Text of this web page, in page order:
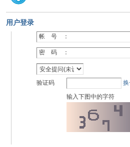
用户登录
帐 号 ：
密 码 ：
验证码
输入下图中的字符